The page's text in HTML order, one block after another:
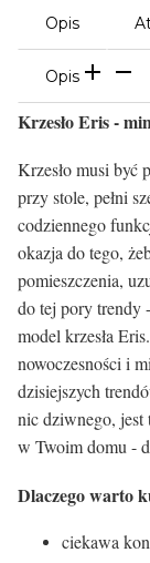
Opis
Opis
Krzesło Eris -
Krzesło musi być
przy stole, pełni
codziennego
okazja do tego,
pomieszczenia,
do tej pory trendy
model krzesła
nowoczesności i
dzisiejszych
nic dziwnego,
w Twoim domu -
Dlaczego warto
ciekawa